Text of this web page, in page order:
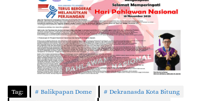
Tag: Balikpapan Dome
Dekranasda Kota Bitung